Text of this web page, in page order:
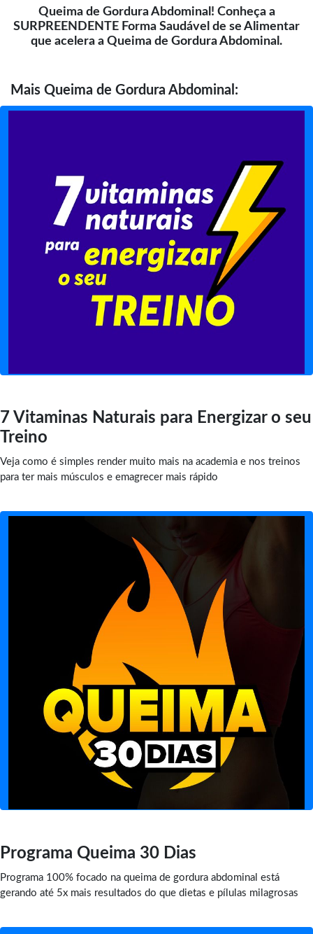
Queima de Gordura Abdominal! Conheça a
SURPREENDENTE Forma Saudável de se Alimentar
que acelera a Queima de Gordura Abdominal.
Mais Queima de Gordura Abdominal:
7 Vitaminas Naturais para Energizar o seu
Treino
Veja como é simples render muito mais na academia e nos treinos
para ter mais músculos e emagrecer mais rápido
Programa Queima 30 Dias
Programa 100% focado na queima de gordura abdominal está
gerando até 5x mais resultados do que dietas e pílulas milagrosas